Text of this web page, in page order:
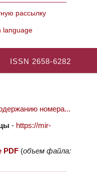
рассылку
language
ISSN 2658-6282
номера...
- https://mir-
PDF (объем файла: